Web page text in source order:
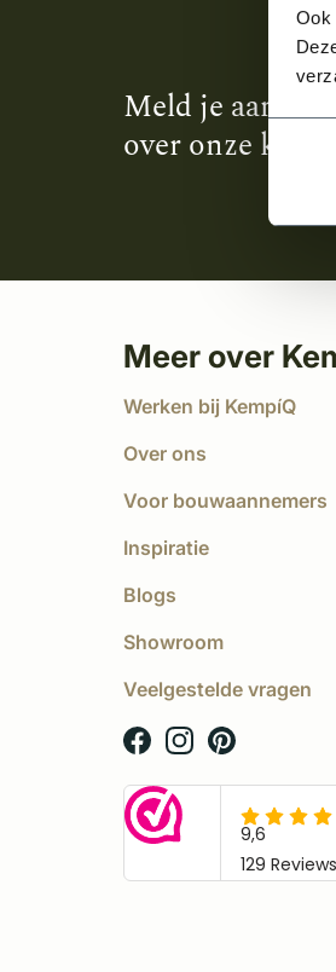
Ook
Meld je aan en
over onze
Meer over
Werken bij KempíQ
Over ons
Voor bouwaannemers
Inspiratie
Blogs
Showroom
Veelgestelde vragen